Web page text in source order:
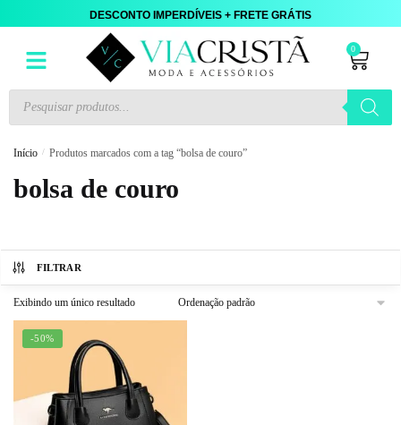
DESCONTO IMPERDÍVEIS + FRETE GRÁTIS
0
Início / Produtos marcados com a tag “bolsa de couro”
bolsa de couro
FILTRAR
Exibindo um único resultado
-50%